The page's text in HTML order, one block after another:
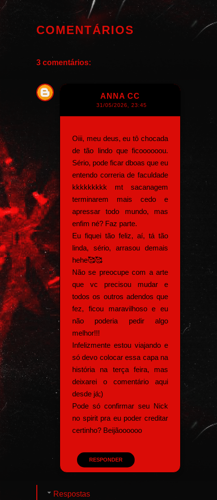
COMENTÁRIOS
3 comentários:
ANNA CC
31/05/2026, 23:45
Oiii, meu deus, eu tô chocada
de tão lindo que ficoooooou.
Sério, pode ficar dboas que eu
entendo correria de faculdade
kkkkkkkkk mt sacanagem
terminarem mais cedo e
apressar todo mundo, mas
enfim né? Faz parte.
Eu fiquei tão feliz, aí, tá tão
linda, sério, arrasou demais
hehe🥰🥰
Não se preocupe com a arte
que vc precisou mudar e
todos os outros adendos que
fez, ficou maravilhoso e eu
não poderia pedir algo
melhor!!!
Infelizmente estou viajando e
só devo colocar essa capa na
história na terça feira, mas
deixarei o comentário aqui
desde já;)
Pode só confirmar seu Nick
no spirit pra eu poder creditar
certinho? Beijãoooooo
RESPONDER
Respostas